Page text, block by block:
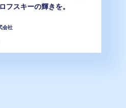
フスキーの輝きを。
会社